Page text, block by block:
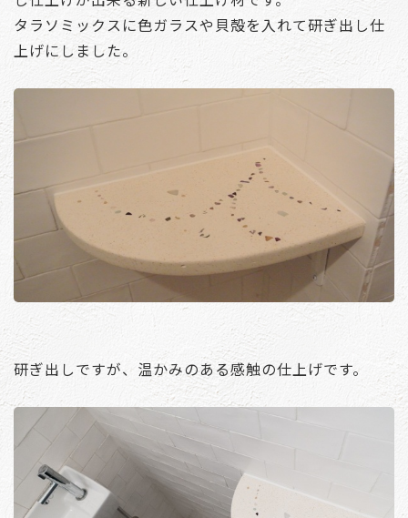
タラソミックスに色ガラスや貝殻を入れて研ぎ出し仕
上げにしました。
研ぎ出しですが、温かみのある感触の仕上げです。